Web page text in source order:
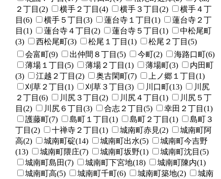
２丁目(2)
横手２丁目(4) 横手３丁目(2)
横手４丁
目(6)
横手５丁目(3) 蓮台寺１丁目(1)
蓮台寺２丁
目(1)
蓮台寺４丁目(2) 蓮台寺５丁目(1)
中松尾町
(3)
西松尾町(3) 松尾１丁目(1) 松尾２丁目(5)
会富町(9) 出仲間８丁目(5) 今町(2)
海路口町(6)
薄場１丁目(5)
薄場２丁目(1) 薄場町(3)
内田町
(3)
江越２丁目(2) 奥古閑町(7)
上ノ郷１丁目(1)
刈草２丁目(1)
刈草３丁目(3) 川口町(13)
川尻
２丁目(6)
川尻３丁目(2) 川尻４丁目(1)
川尻５丁
目(2)
川尻６丁目(3) 合志２丁目(5)
幸田２丁目(1)
護藤町(7)
島町１丁目(1) 島町２丁目(1)
島町３
丁目(2)
十禅寺２丁目(1) 城南町赤見(2)
城南町阿
高(2)
城南町碇(14) 城南町出水(5)
城南町今吉野
(13)
城南町隈庄(7) 城南町坂野(1)
城南町沈目(5)
城南町島田(7)
城南町下宮地(18)
城南町陳内(1)
城南町高(5)
城南町千町(6) 城南町築地(2)
城南